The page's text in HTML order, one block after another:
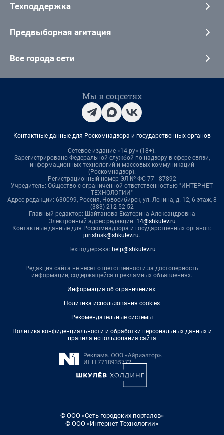
Техподдержка
Предвыборная агитация
Все города сети
Мы в соцсетях
Контактные данные для Роскомнадзора и государственных органов
Сетевое издание «14.ру» (18+).
Зарегистрировано Федеральной службой по надзору в сфере связи,
информационных технологий и массовых коммуникаций
(Роскомнадзор).
Регистрационный номер ЭЛ № ФС 77 - 87892
Учредитель: Общество с ограниченной ответственностью "ИНТЕРНЕТ
ТЕХНОЛОГИИ"
Адрес редакции: 630099, Россия, Новосибирск, ул. Ленина, д. 12, 6 этаж, 8
(383) 212-52-52
Главный редактор: Шайтанова Екатерина Александровна
Электронный адрес редакции: 14@shkulev.ru
Контактные данные для Роскомнадзора и государственных органов:
juristnsk@shkulev.ru.
Техподдержка: help@shkulev.ru
Редакция сайта не несет ответственности за достоверность
информации, содержащейся в рекламных объявлениях.
Информация об ограничениях.
Политика использования cookies
Рекомендательные системы
Политика конфиденциальности и обработки персональных данных и
правила использования сайта
© ООО «Сеть городских порталов»
© ООО «Интернет Технологии»